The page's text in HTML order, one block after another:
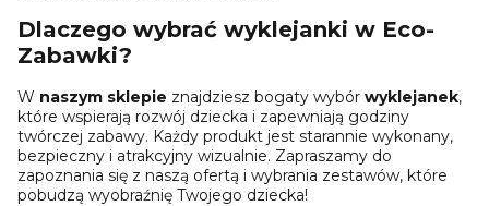
Dlaczego wybrać wyklejanki w Eco-
Zabawki?
W naszym sklepie znajdziesz bogaty wybór wyklejanek,
które wspierają rozwój dziecka i zapewniają godziny
twórczej zabawy. Każdy produkt jest starannie wykonany,
bezpieczny i atrakcyjny wizualnie. Zapraszamy do
zapoznania się z naszą ofertą i wybrania zestawów, które
pobudzą wyobraźnię Twojego dziecka!